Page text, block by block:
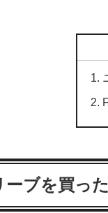
ーブを買った